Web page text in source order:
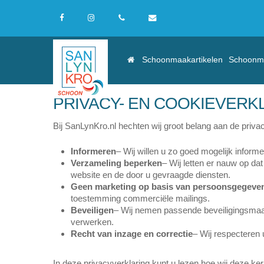
facebookinstagramphone email
Schoonmaakartikelen
PRIVACY- EN
Bij SanLynKro.nl hechten wij groot belang aan de
Informeren– Wij willen u zo goed mogelijk
Verzameling beperken– Wij letten er nauw op
website en de door u gevraagde diensten.
Geen marketing op basis van
toestemming commerciële mailings.
Beveiligen– Wij nemen passende
verwerken.
Recht van inzage en correctie– Wij respecteren